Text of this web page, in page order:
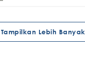
Tampilkan Lebih Banyak